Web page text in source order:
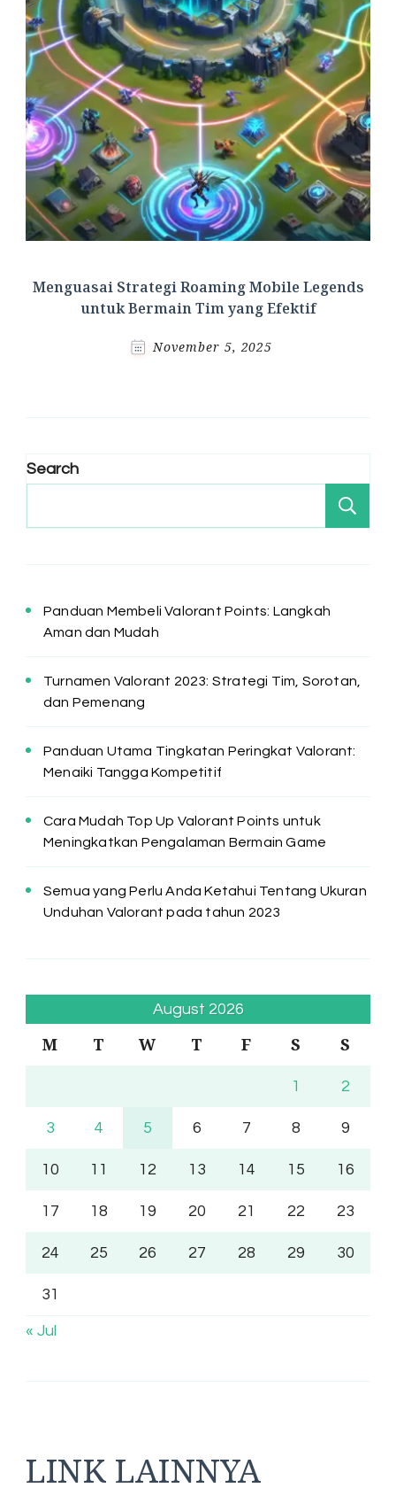
Menguasai Strategi Roaming Mobile Legends
untuk Bermain Tim yang Efektif
November 5, 2025
Search
Panduan Membeli Valorant Points: Langkah
Aman dan Mudah
Turnamen Valorant 2023: Strategi Tim, Sorotan,
dan Pemenang
Panduan Utama Tingkatan Peringkat Valorant:
Menaiki Tangga Kompetitif
Cara Mudah Top Up Valorant Points untuk
Meningkatkan Pengalaman Bermain Game
Semua yang Perlu Anda Ketahui Tentang Ukuran
Unduhan Valorant pada tahun 2023
August 2026
M T W T F S S
1 2
3 4 5 6 7 8 9
10 11 12 13 14 15 16
17 18 19 20 21 22 23
24 25 26 27 28 29 30
31
« Jul
LINK LAINNYA